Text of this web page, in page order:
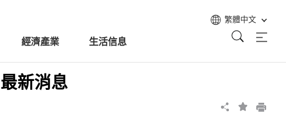
繁體中文
經濟產業 生活信息
最新消息